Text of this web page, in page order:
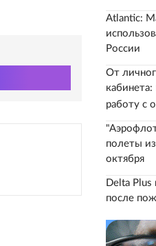
Atlantic:
России
От
работу с
полеты
октября
Delta Plus
после